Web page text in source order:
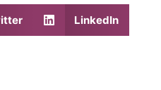
LinkedIn